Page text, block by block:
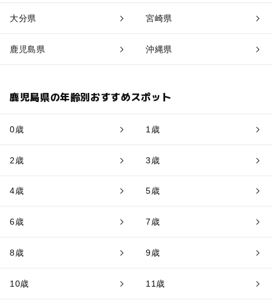
大分県 宮崎県
鹿児島県 沖縄県
鹿児島県の年齢別おすすめスポット
0歳 1歳
2歳 3歳
4歳 5歳
6歳 7歳
8歳 9歳
10歳 11歳